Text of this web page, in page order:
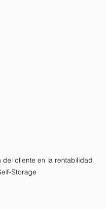
cliente en la rentabilidad
Storage